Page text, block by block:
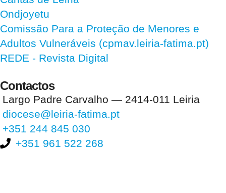
Ondjoyetu
Comissão Para a Proteção de Menores e
Adultos Vulneráveis (cpmav.leiria-fatima.pt)
REDE - Revista Digital
Contactos
Largo Padre Carvalho — 2414-011 Leiria
diocese@leiria-fatima.pt
+351 244 845 030
+351 961 522 268